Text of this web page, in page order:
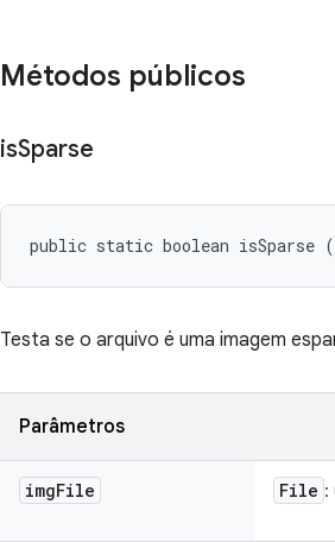
Métodos públicos
isSparse
public static boolean isSparse
Testa se o arquivo é uma imagem
Parâmetros
imgFile File :